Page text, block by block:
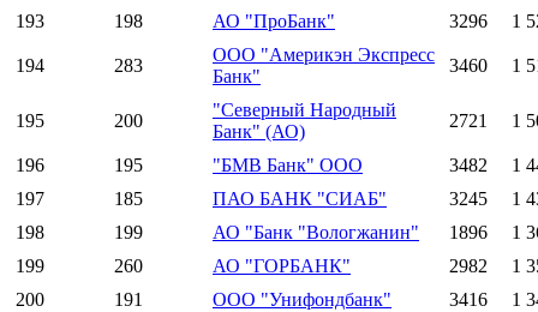
193 198 АО "ПроБанк" 3296 1
194 283
ООО "Америкэн Экспресс
Банк"
3460 1
195 200
"Северный Народный
Банк" (АО)
2721 1
196 195 "БМВ Банк" ООО 3482
1
197
185 ПАО БАНК "СИАБ" 3245
1
198
199 АО "Банк "Вологжанин" 1896
1
199
260 АО "ГОРБАНК" 2982
1
200
191 ООО "Унифондбанк" 3416
1